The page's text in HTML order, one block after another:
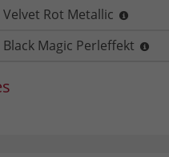
Velvet Rot Metallic
Black Magic Perleffekt